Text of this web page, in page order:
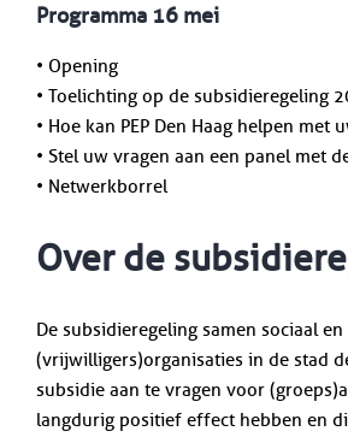
Programma 16 mei
• Opening
• Toelichting op de subsidieregeling
• Hoe kan PEP Den Haag helpen met
• Stel uw vragen aan een panel met
• Netwerkborrel
Over de
De subsidieregeling samen sociaal
(vrijwilligers)organisaties in de stad
subsidie aan te vragen voor
langdurig positief effect hebben en